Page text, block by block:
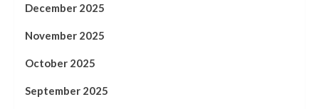
December 2025
November 2025
October 2025
September 2025